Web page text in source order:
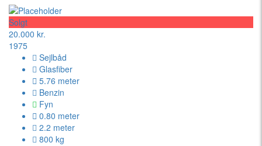
Solgt
20.000 kr.
1975
Sejlbåd
Glasfiber
5.76 meter
Benzin
Fyn
0.80 meter
2.2 meter
800 kg